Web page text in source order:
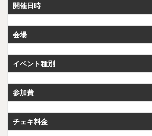
開催日時
会場
イベント種別
参加費
チェキ料金